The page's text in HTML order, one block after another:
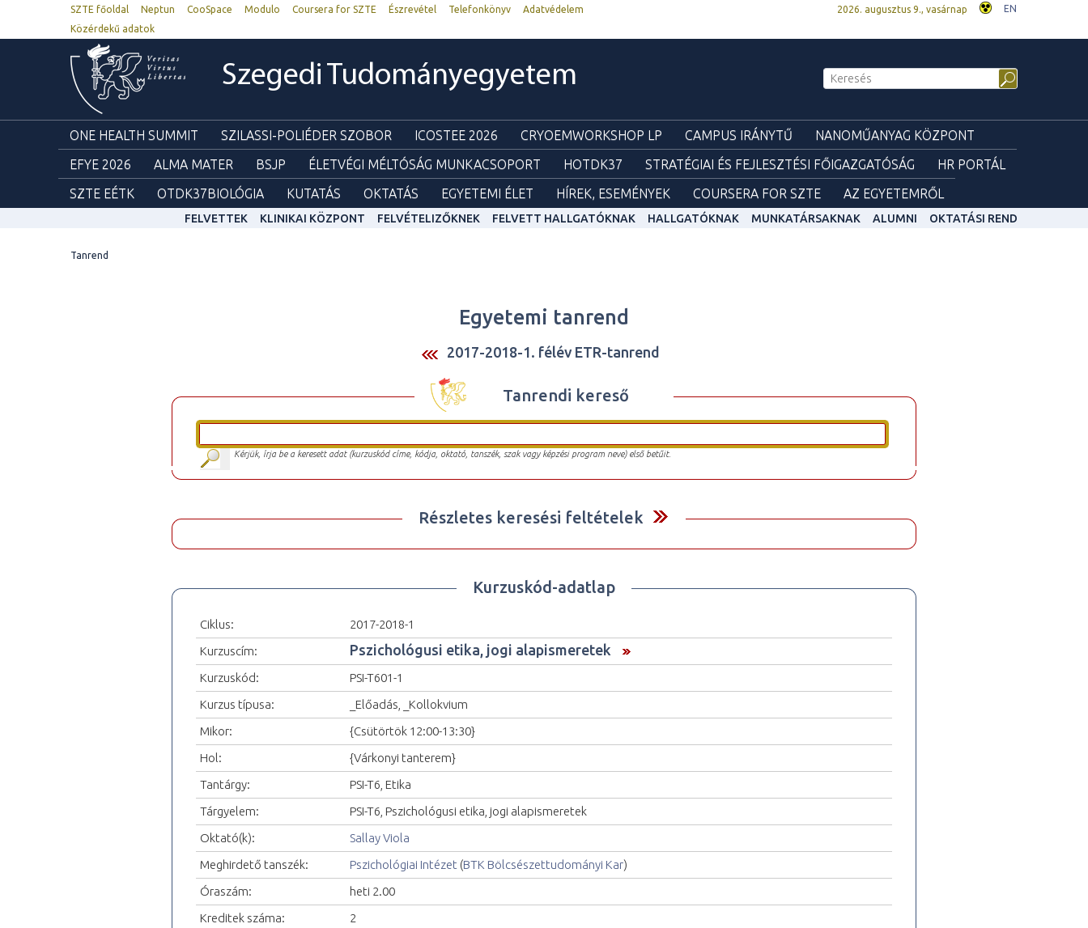
SZTE főoldal Neptun CooSpace Modulo Coursera for SZTE Észrevétel Telefonkönyv
Adatvédelem
Közérdekű adatok
2026. augusztus 9., vasárnap EN
Szegedi Tudományegyetem
ONE HEALTH SUMMIT SZILASSI-POLIÉDER SZOBOR ICOSTEE 2026 CRYOEMWORKSHOP LP CAMPUS IRÁNYTŰ
NANOMŰANYAG KÖZPONT
EFYE 2026
ALMA MATER BSJP ÉLETVÉGI MÉLTÓSÁG MUNKACSOPORT HOTDK37 STRATÉGIAI ÉS FEJLESZTÉSI FŐIGAZGATÓSÁG
HR PORTÁL
SZTE EÉTK
OTDK37BIOLÓGIA KUTATÁS OKTATÁS EGYETEMI ÉLET HÍREK, ESEMÉNYEK COURSERA FOR SZTE AZ EGYETEMRŐL
FELVETTEK KLINIKAI KÖZPONT FELVÉTELIZŐKNEK FELVETT HALLGATÓKNAK HALLGATÓKNAK MUNKATÁRSAKNAK ALUMNI OKTATÁSI REND
Tanrend
Egyetemi tanrend
2017-2018-1. félév ETR-tanrend
Tanrendi kereső
Kérjük, írja be a keresett adat (kurzuskód címe, kódja, oktató, tanszék, szak vagy képzési program neve) első betűit.
Részletes keresési feltételek
Kurzuskód-adatlap
Ciklus:
2017-2018-1
Kurzuscím:
Pszichológusi etika, jogi alapismeretek
Kurzuskód:
PSI-T601-1
Kurzus típusa:
_Előadás, _Kollokvium
Mikor:
{Csütörtök 12:00-13:30}
Hol:
{Várkonyi tanterem}
Tantárgy:
PSI-T6, Etika
Tárgyelem:
PSI-T6, Pszichológusi etika, jogi alapismeretek
Oktató(k):
Sallay Viola
Meghirdető tanszék:
Pszichológiai Intézet (BTK Bölcsészettudományi Kar)
Óraszám:
heti 2.00
Kreditek száma:
2